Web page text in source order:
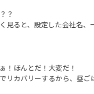
？
見ると、設定した会社名、
！ほんとだ！大変だ！
リカバリーするから、昼ご